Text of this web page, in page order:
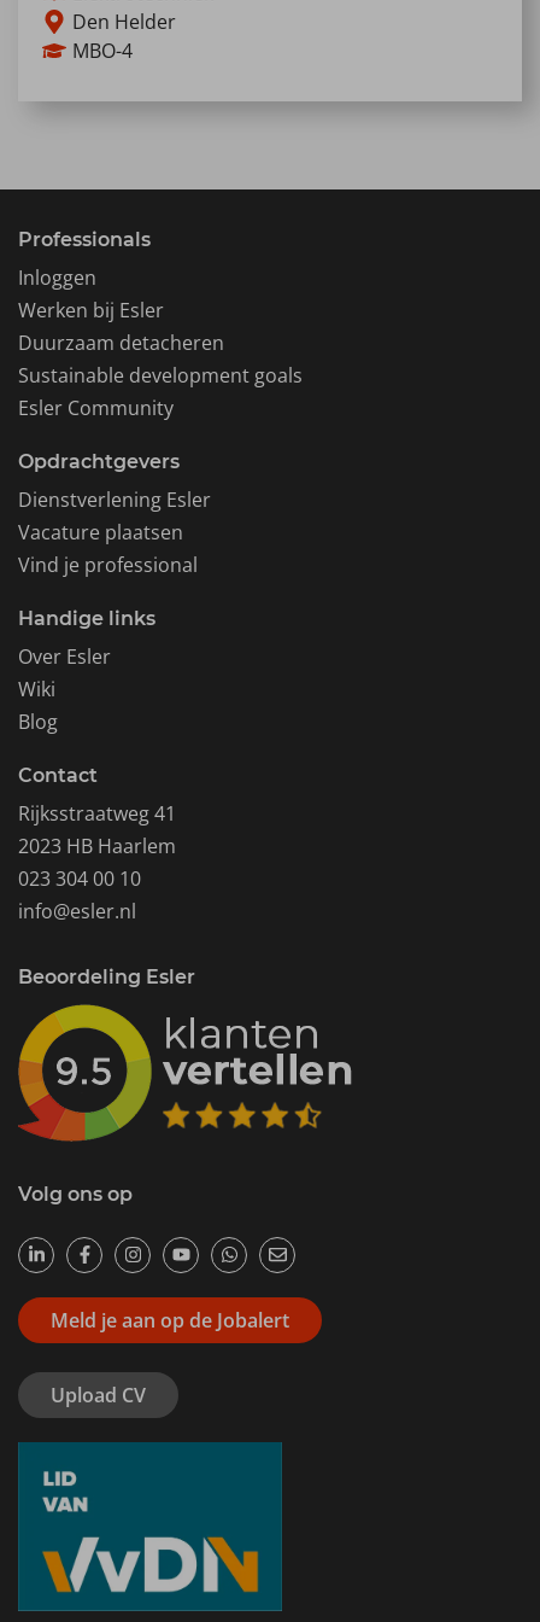
Den Helder
MBO-4
Professionals
Inloggen
Werken bij Esler
Duurzaam detacheren
Sustainable development goals
Esler Community
Opdrachtgevers
Dienstverlening Esler
Vacature plaatsen
Vind je professional
Handige links
Over Esler
Wiki
Blog
Contact
Rijksstraatweg 41
2023 HB Haarlem
023 304 00 10
info@esler.nl
Beoordeling Esler
Volg ons op
Meld je aan op de Jobalert
Upload CV